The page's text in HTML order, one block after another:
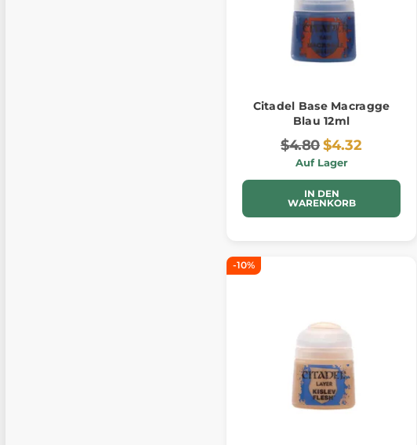
Citadel Base Macragge
Blau 12ml
$4.80$4.32
Auf Lager
IN DEN
WARENKORB
-10%